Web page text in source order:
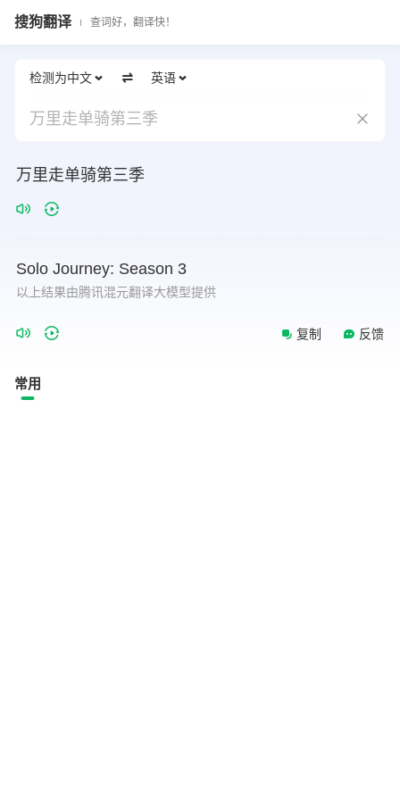
搜狗翻译 查词好，翻译快！
检测为中文 英语
万里走单骑第三季
万里走单骑第三季
Solo Journey: Season 3
以上结果由腾讯混元翻译大模型提供
复制 反馈
常用